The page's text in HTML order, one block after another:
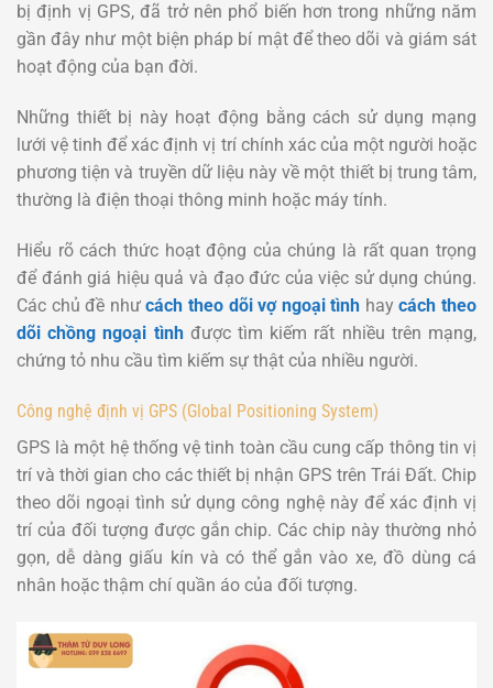
bị định vị GPS, đã trở nên phổ biến hơn trong những năm
gần đây như một biện pháp bí mật để theo dõi và giám sát
hoạt động của bạn đời.
Những thiết bị này hoạt động bằng cách sử dụng mạng
lưới vệ tinh để xác định vị trí chính xác của một người hoặc
phương tiện và truyền dữ liệu này về một thiết bị trung tâm,
thường là điện thoại thông minh hoặc máy tính.
Hiểu rõ cách thức hoạt động của chúng là rất quan trọng
để đánh giá hiệu quả và đạo đức của việc sử dụng chúng.
Các chủ đề nhưcách theo dõi vợ ngoại tình haycách theo
dõi chồng ngoại tìnhđược tìm kiếm rất nhiều trên mạng,
chứng tỏ nhu cầu tìm kiếm sự thật của nhiều người.
Công nghệ định vị GPS (Global Positioning System)
GPS là một hệ thống vệ tinh toàn cầu cung cấp thông tin vị
trí và thời gian cho các thiết bị nhận GPS trên Trái Đất. Chip
theo dõi ngoại tình sử dụng công nghệ này để xác định vị
trí của đối tượng được gắn chip. Các chip này thường nhỏ
gọn, dễ dàng giấu kín và có thể gắn vào xe, đồ dùng cá
nhân hoặc thậm chí quần áo của đối tượng.